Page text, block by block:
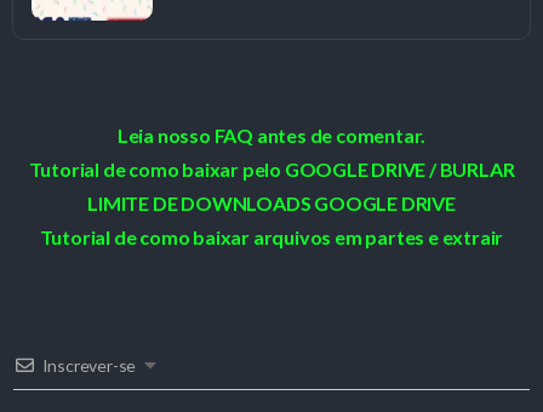
Leia nosso FAQ antes de comentar.
Tutorial de como baixar pelo GOOGLE DRIVE / BURLAR
LIMITE DE DOWNLOADS GOOGLE DRIVE
Tutorial de como baixar arquivos em partes e extrair
Inscrever-se